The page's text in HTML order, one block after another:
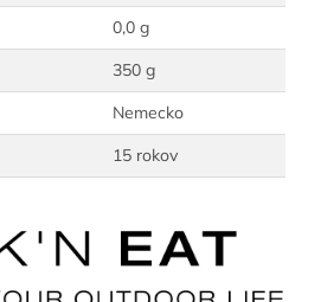
0,0 g
350 g
Nemecko
15 rokov